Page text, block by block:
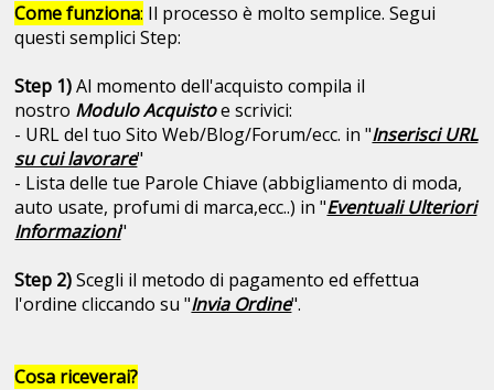
Come funziona: Il processo è molto semplice. Segui
questi semplici Step:
Step 1)Al momento dell'acquisto compila il
nostro Modulo Acquistoe scrivici:
- URL del tuo Sito Web/Blog/Forum/ecc. in "Inserisci URL
su cui lavorare"
- Lista delle tue Parole Chiave (abbigliamento di moda,
auto usate, profumi di marca,ecc..) in "Eventuali Ulteriori
Informazioni"
Step 2)Scegli il metodo di pagamento ed effettua
l'ordine cliccando su "Invia Ordine".
Cosa riceverai?